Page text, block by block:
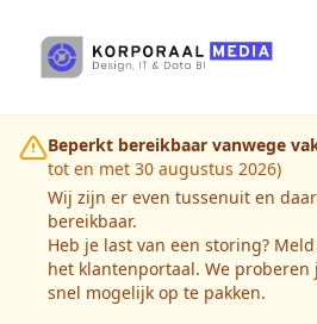
Beperkt bereikbaar vanwege
tot en met 30 augustus 2026)
Wij zijn er even tussenuit en
bereikbaar.
Heb je last van een storing?
het klantenportaal. We
snel mogelijk op te pakken.